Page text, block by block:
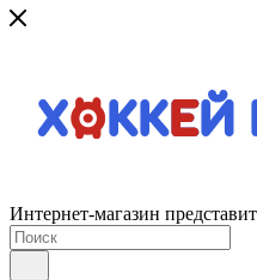
Интернет-магазин